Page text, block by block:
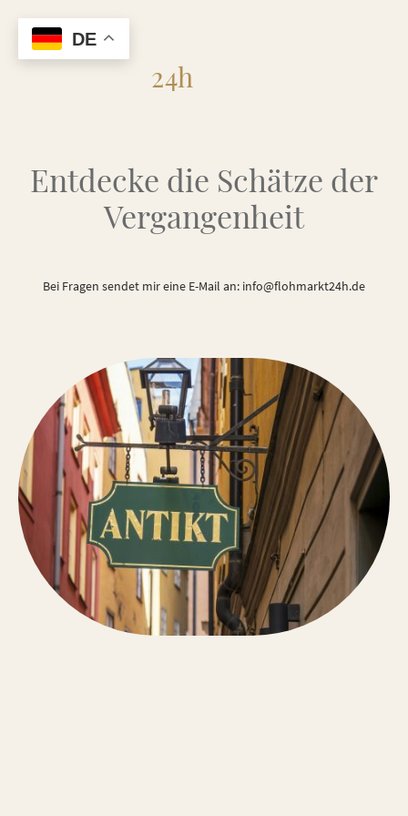
24h
Entdecke die Schätze der
Vergangenheit
Bei Fragen sendet mir eine E-Mail an: info@flohmarkt24h.de
DE